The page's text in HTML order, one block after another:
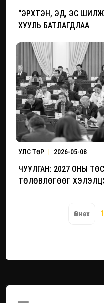
“ЭРХТЭН, ЭД, ЭС
ХУУЛЬ БАТЛАГДЛАА
УЛС ТӨР 2026-05-08
ЧУУЛГАН: 2027 ОНЫ
ТӨЛӨВЛӨГӨӨГ
Өмнөх 1